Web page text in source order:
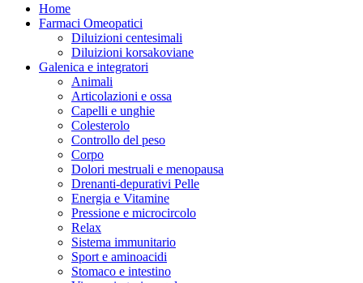
Home
Farmaci Omeopatici
Diluizioni centesimali
Diluizioni korsakoviane
Galenica e integratori
Animali
Articolazioni e ossa
Capelli e unghie
Colesterolo
Controllo del peso
Corpo
Dolori mestruali e menopausa
Drenanti-depurativi Pelle
Energia e Vitamine
Pressione e microcircolo
Relax
Sistema immunitario
Sport e aminoacidi
Stomaco e intestino